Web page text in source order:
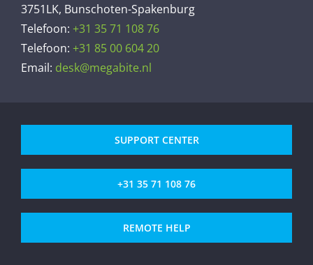
3751LK, Bunschoten-Spakenburg
Telefoon: +31 35 71 108 76
Telefoon: +31 85 00 604 20
Email: desk@megabite.nl
SUPPORT CENTER
+31 35 71 108 76
REMOTE HELP